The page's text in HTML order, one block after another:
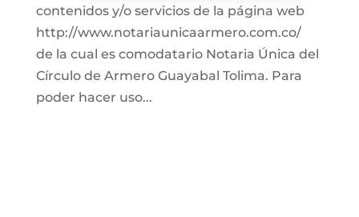
contenidos y/o servicios de la página web
http://www.notariaunicaarmero.com.co/
de la cual es comodatario Notaria Única del
Círculo de Armero Guayabal Tolima. Para
poder hacer uso...